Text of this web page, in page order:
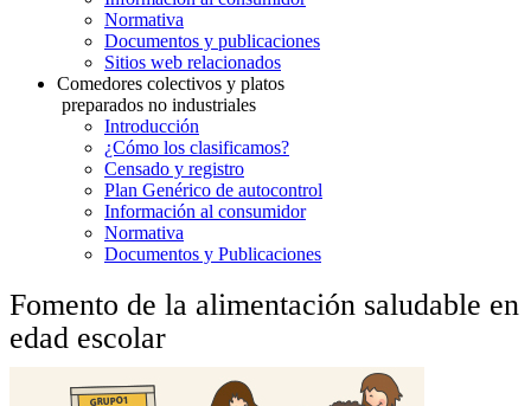
Normativa
Documentos y publicaciones
Sitios web relacionados
Comedores colectivos y platos
preparados no industriales
Introducción
¿Cómo los clasificamos?
Censado y registro
Plan Genérico de autocontrol
Información al consumidor
Normativa
Documentos y Publicaciones
Fomento de la alimentación saludable en
edad escolar